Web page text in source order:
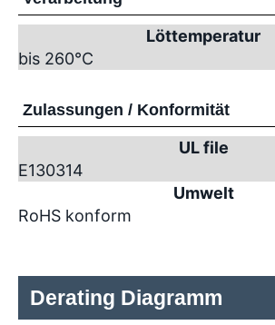
Löttemperatur
bis 260°C
Zulassungen / Konformität
UL file
E130314
Umwelt
RoHS konform
Derating Diagramm